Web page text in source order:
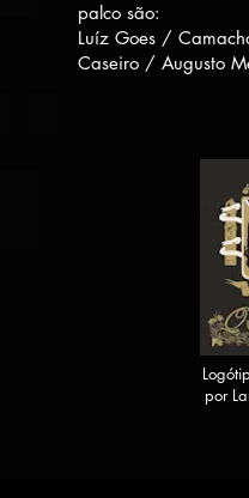
palco são:
Luíz Goes /
Caseiro / Augusto
por